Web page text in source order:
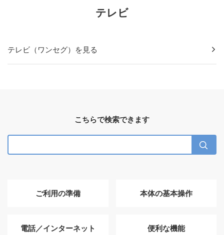
テレビ
テレビ（ワンセグ）を見る
こちらで検索できます
ご利用の準備 本体の基本操作
電話／インターネット 便利な機能